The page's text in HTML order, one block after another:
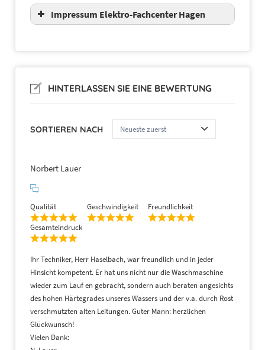
Impressum Elektro-Fachcenter Hagen
Registernummer: HRB 550452
Faxnummer: +49 7503 930360
hagen.de
HINTERLASSEN SIE EINE BEWERTUNG
SORTIEREN NACH
Norbert Lauer
Qualität Geschwindigkeit Freundlichkeit
Gesamteindruck
Ihr Techniker, Herr Haselbach, war freundlich und in jeder
Hinsicht kompetent. Er hat uns nicht nur die Waschmaschine
wieder zum Lauf en gebracht, sondern auch beraten angesichts
des hohen Härtegrades unseres Wassers und der v.a. durch Rost
verschmutzten alten Leitungen. Guter Mann: herzlichen
Glückwunsch!
Vielen Dank: